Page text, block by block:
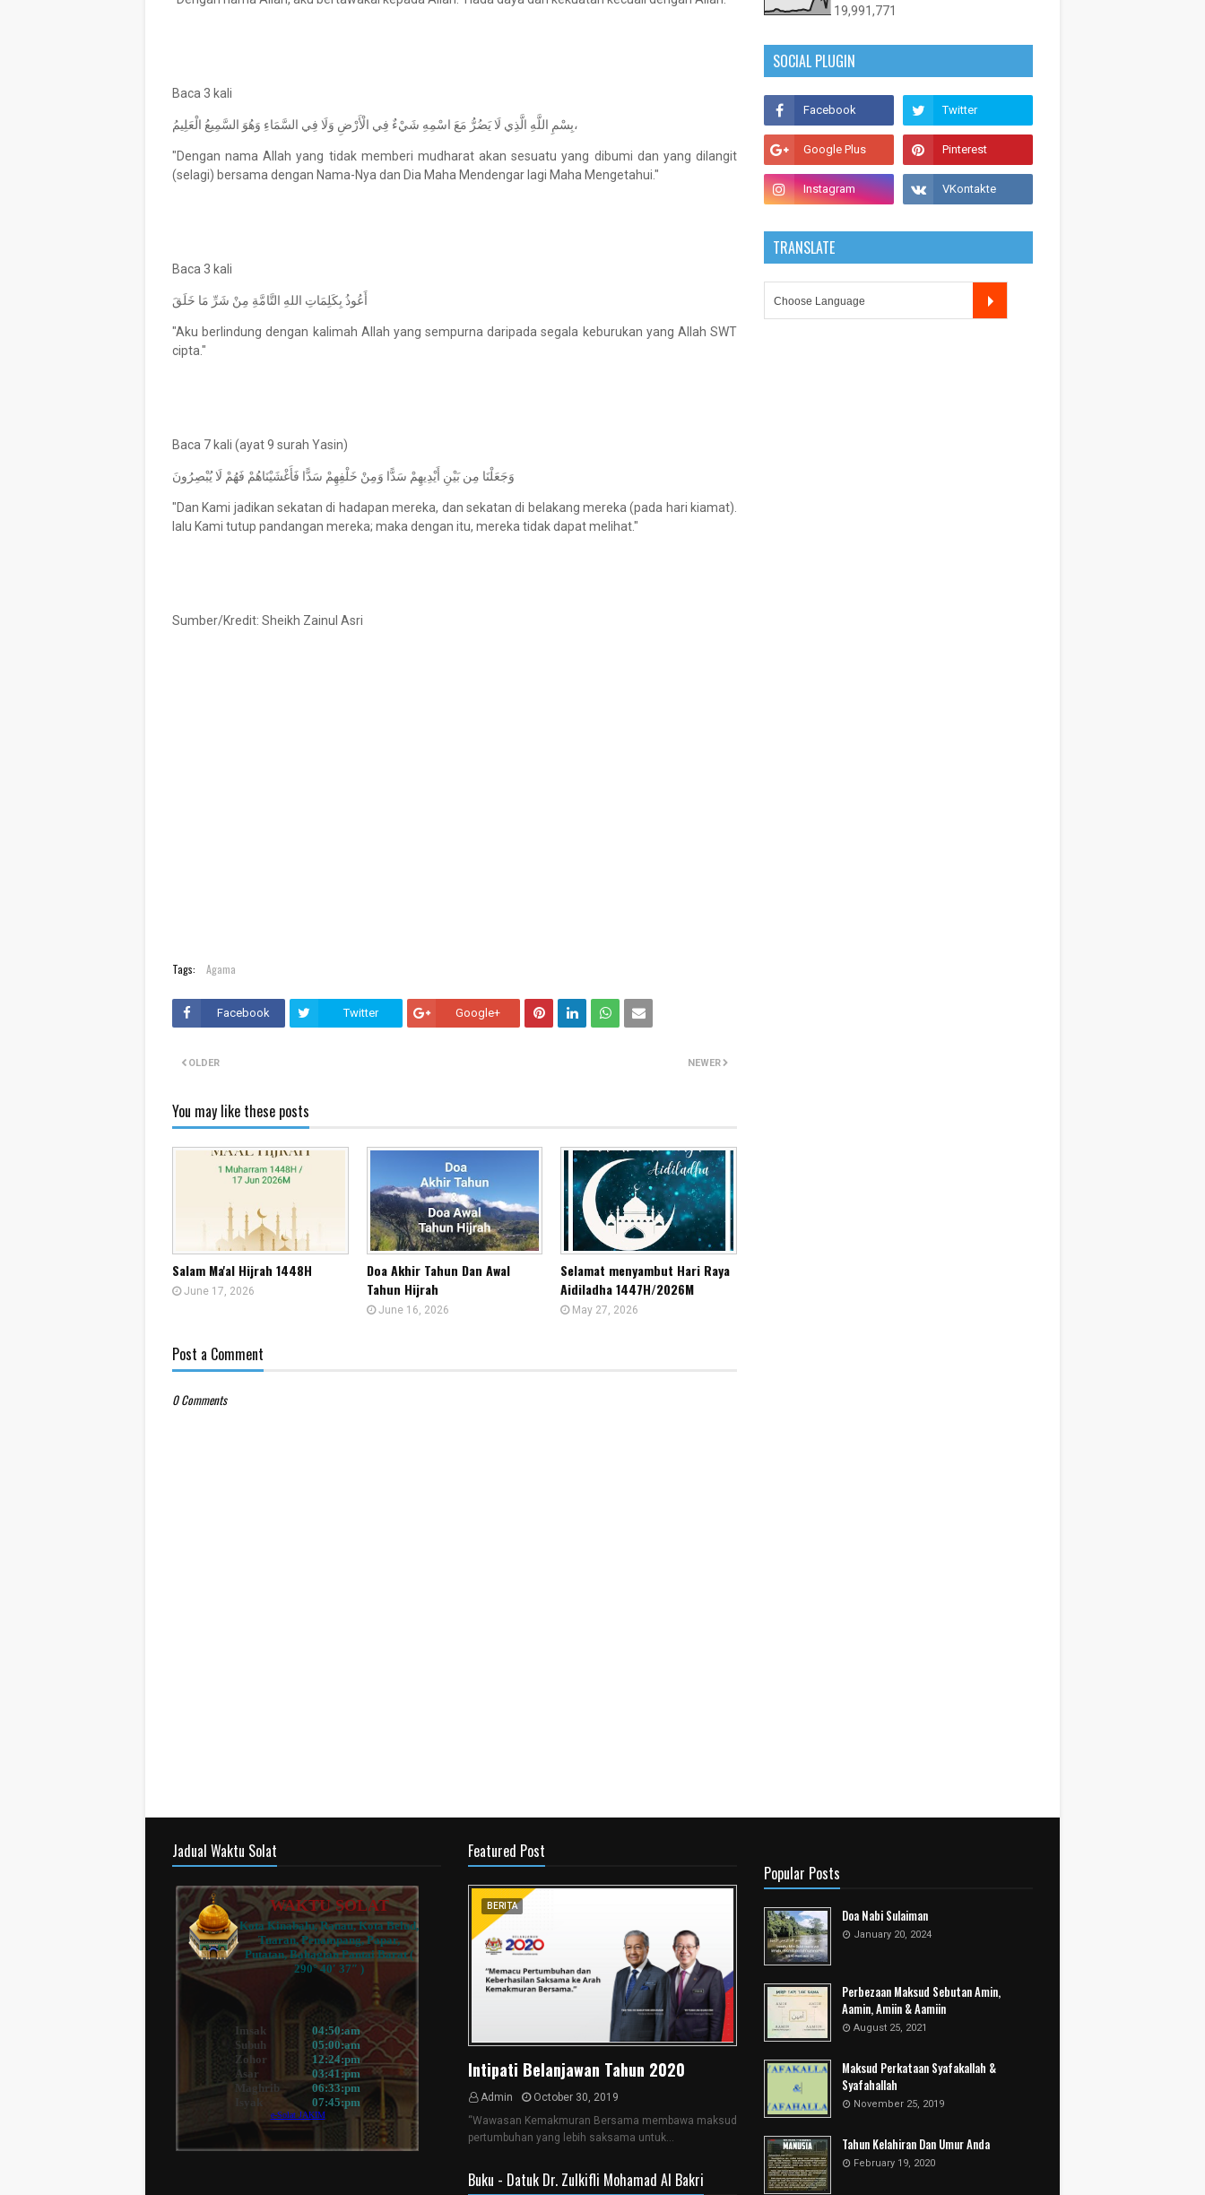
Baca 3 kali
بِسْمِ اللَّهِ الَّذِي لَا يَضُرُّ مَعَ اسْمِهِ شَيْءٌ فِي الْأَرْضِ وَلَا فِي السَّمَاءِ وَهُوَ السَّمِيعُ الْعَلِيمُ،
"Dengan nama Allah yang tidak memberi mudharat akan sesuatu yang dibumi dan yang dilangit
(selagi) bersama dengan Nama-Nya dan Dia Maha Mendengar lagi Maha Mengetahui."
Baca 3 kali
أَعُوذُ بِكَلِمَاتِ اللهِ التَّامَّةِ مِنْ شَرِّ مَا خَلَقَ
"Aku berlindung dengan kalimah Allah yang sempurna daripada segala keburukan yang Allah SWT
cipta."
Baca 7 kali (ayat 9 surah Yasin)
وَجَعَلْنَا مِن بَيْنِ أَيْدِيهِمْ سَدًّا وَمِنْ خَلْفِهِمْ سَدًّا فَأَغْشَيْنَاهُمْ فَهُمْ لَا يُبْصِرُونَ
"Dan Kami jadikan sekatan di hadapan mereka, dan sekatan di belakang mereka (pada hari kiamat).
lalu Kami tutup pandangan mereka; maka dengan itu, mereka tidak dapat melihat."
Sumber/Kredit: Sheikh Zainul Asri
Tags: Agama
Facebook Twitter Google+
NEWER
OLDER
You may like these posts
Salam Ma'al Hijrah 1448H
June 17, 2026
Doa Akhir Tahun Dan Awal
Tahun Hijrah
June 16, 2026
Selamat menyambut Hari Raya
Aidiladha 1447H/2026M
May 27, 2026
Post a Comment
0 Comments
19,991,771
SOCIAL PLUGIN
TRANSLATE
Jadual Waktu Solat Featured Post
BERITA
Intipati Belanjawan Tahun 2020
Admin
October 30, 2019
“Wawasan Kemakmuran Bersama membawa maksud
pertumbuhan yang lebih saksama untuk…
Buku - Datuk Dr. Zulkifli Mohamad Al Bakri
Popular Posts
Doa Nabi Sulaiman
January 20, 2024
Perbezaan Maksud Sebutan Amin,
Aamin, Amiin & Aamiin
August 25, 2021
Maksud Perkataan Syafakallah &
Syafahallah
November 25, 2019
Tahun Kelahiran Dan Umur Anda
February 19, 2020